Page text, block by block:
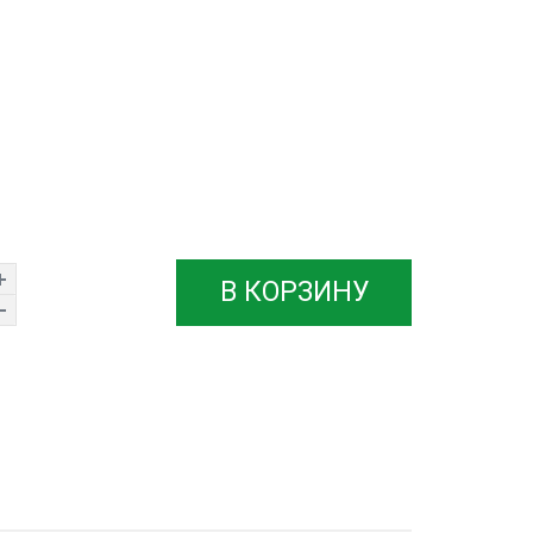
В КОРЗИНУ